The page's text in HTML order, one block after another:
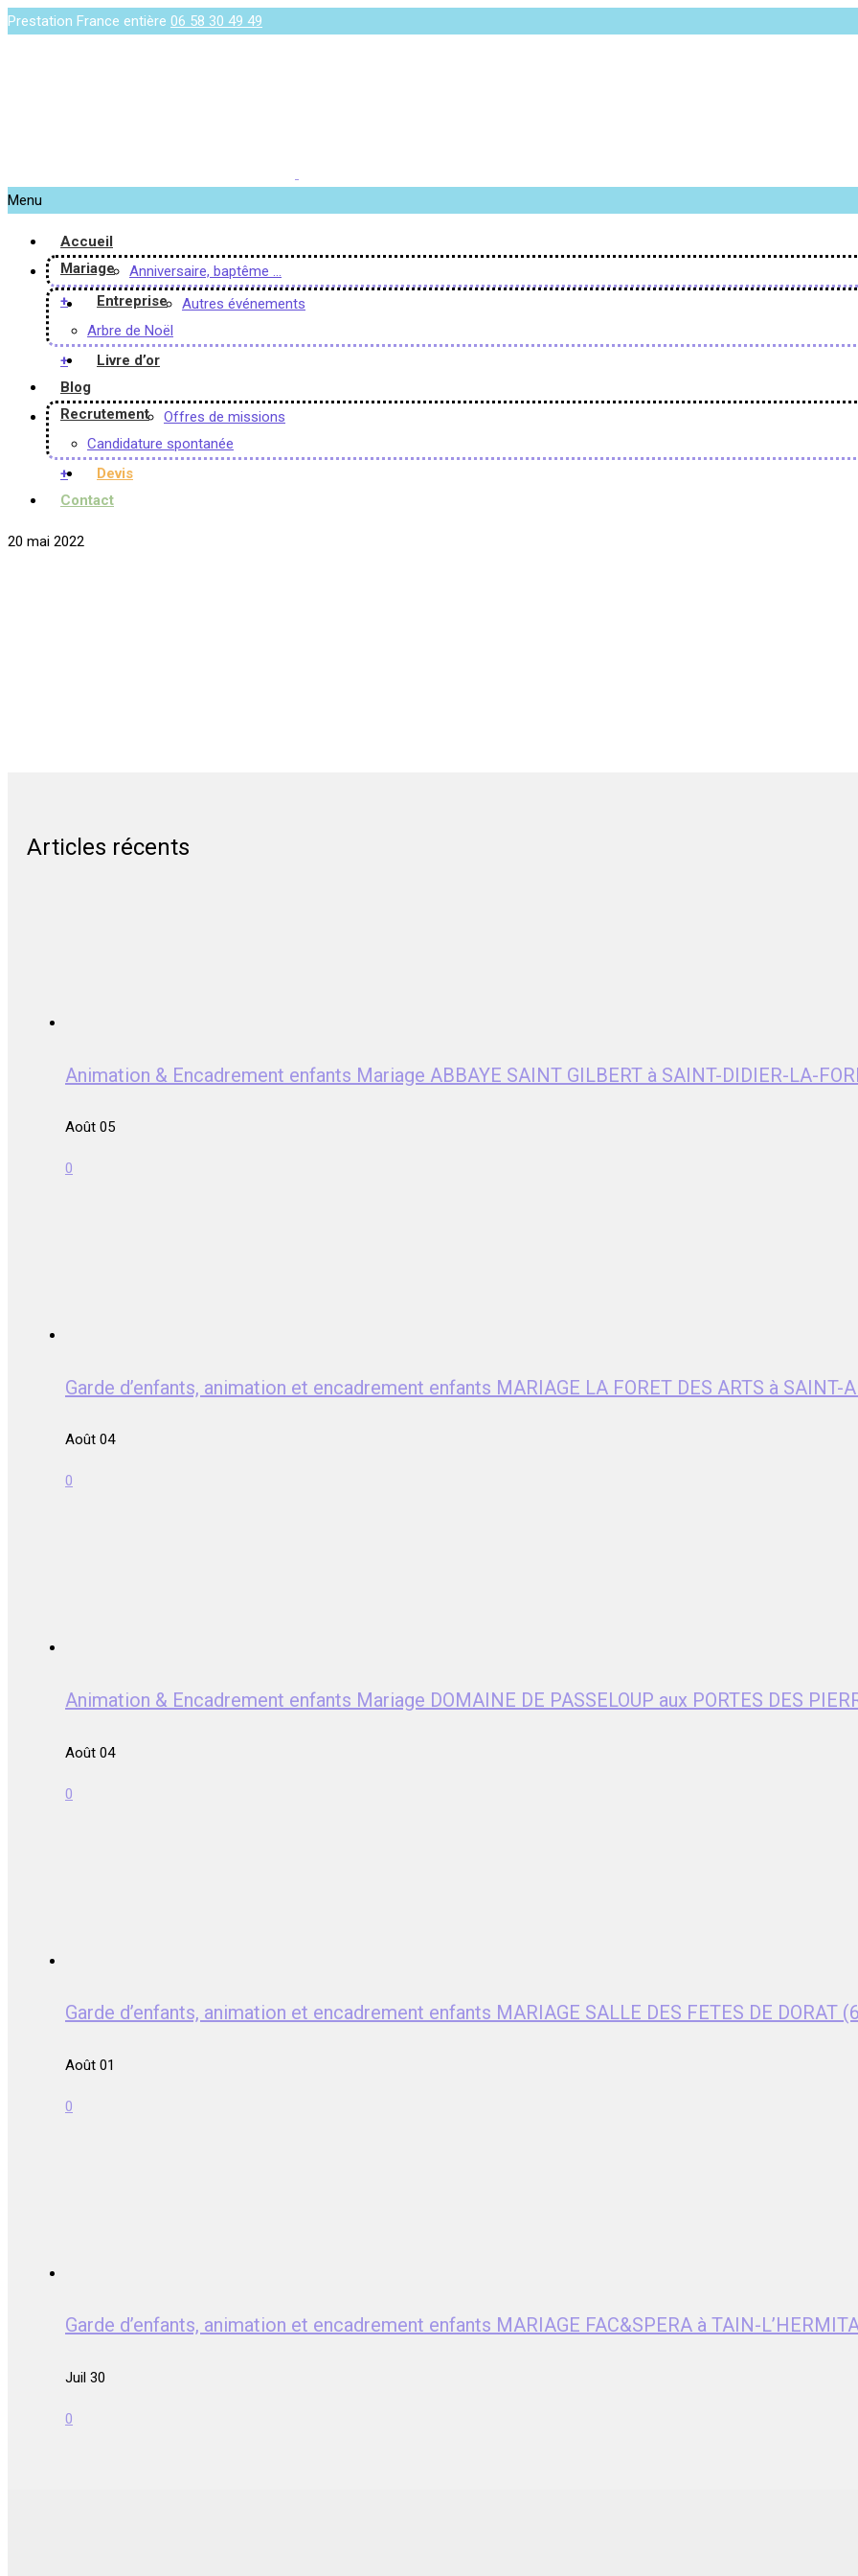
Prestation France entière 06 58 30 49 49
Menu
Accueil
Mariage
Anniversaire, baptême …
+
Entreprise
Autres événements
Arbre de Noël
+
Livre d’or
Blog
Recrutement
Offres de missions
Candidature spontanée
+
Devis
Contact
20 mai 2022
Articles récents
Animation & Encadrement enfants Mariage ABBAYE SAINT GILBERT à SAINT-DIDIER-LA-
Août 05
0
Garde d’enfants, animation et encadrement enfants MARIAGE LA FORET DES ARTS à SAINT-
Août 04
0
Animation & Encadrement enfants Mariage DOMAINE DE PASSELOUP aux PORTES DES
Août 04
0
Garde d’enfants, animation et encadrement enfants MARIAGE SALLE DES FETES DE DORAT
Août 01
0
Garde d’enfants, animation et encadrement enfants MARIAGE FAC&SPERA à TAIN-
Juil 30
0